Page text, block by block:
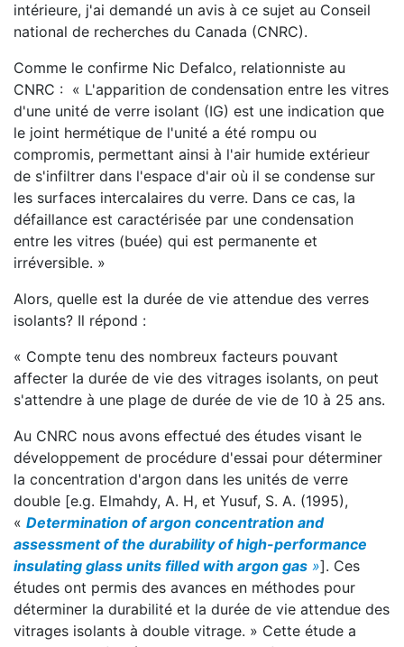
intérieure, j'ai demandé un avis à ce sujet au Conseil
national de recherches du Canada (CNRC).
Comme le confirme Nic Defalco, relationniste au
CNRC : « L'apparition de condensation entre les vitres
d'une unité de verre isolant (IG) est une indication que
le joint hermétique de l'unité a été rompu ou
compromis, permettant ainsi à l'air humide extérieur
de s'infiltrer dans l'espace d'air où il se condense sur
les surfaces intercalaires du verre. Dans ce cas, la
défaillance est caractérisée par une condensation
entre les vitres (buée) qui est permanente et
irréversible. »
Alors, quelle est la durée de vie attendue des verres
isolants? Il répond :
« Compte tenu des nombreux facteurs pouvant
affecter la durée de vie des vitrages isolants, on peut
s'attendre à une plage de durée de vie de 10 à 25 ans.
Au CNRC nous avons effectué des études visant le
développement de procédure d'essai pour déterminer
la concentration d'argon dans les unités de verre
double [e.g. Elmahdy, A. H, et Yusuf, S. A. (1995),
« Determination of argon concentration and
assessment of the durability of high-performance
insulating glass units filled with argon gas »]. Ces
études ont permis des avances en méthodes pour
déterminer la durabilité et la durée de vie attendue des
vitrages isolants à double vitrage. » Cette étude a